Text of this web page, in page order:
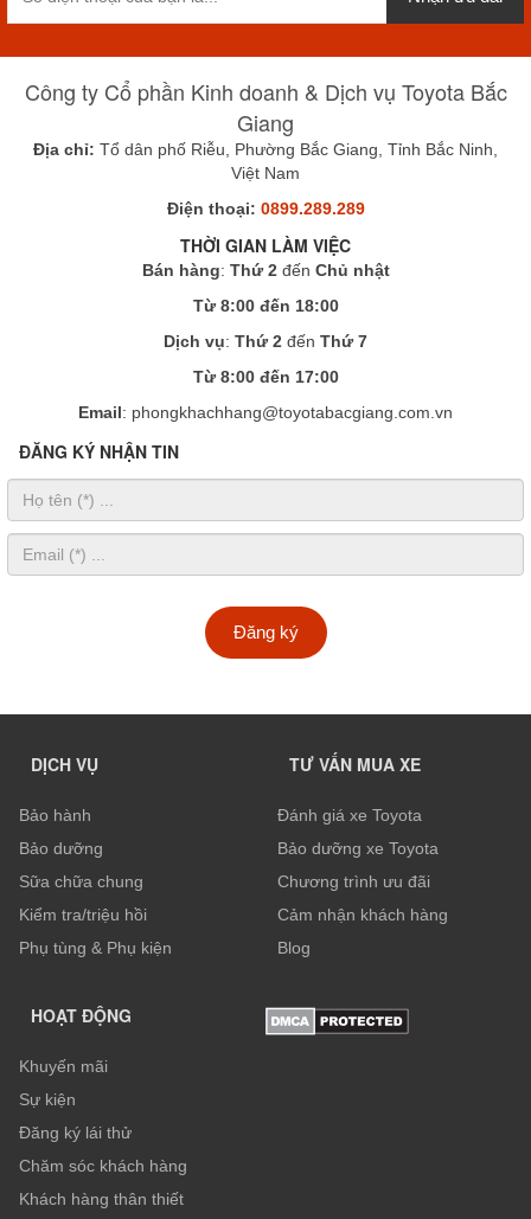
Công ty Cổ phần Kinh doanh & Dịch vụ Toyota Bắc
Giang
Địa chỉ: Tổ dân phố Riễu, Phường Bắc Giang, Tỉnh Bắc Ninh,
Việt Nam
Điện thoại: 0899.289.289
THỜI GIAN LÀM VIỆC
Bán hàng: Thứ 2đến Chủ nhật
Từ 8:00 đến 18:00
Dịch vụ: Thứ 2 đến Thứ 7
Từ 8:00 đến 17:00
Email: phongkhachhang@toyotabacgiang.com.vn
ĐĂNG KÝ NHẬN TIN
Đăng ký
DỊCH VỤ
Bảo hành
Bảo dưỡng
Sữa chữa chung
Kiểm tra/triệu hồi
Phụ tùng & Phụ kiện
TƯ VẤN MUA XE
Đánh giá xe Toyota
Bảo dưỡng xe Toyota
Chương trình ưu đãi
Cảm nhận khách hàng
Blog
HOẠT ĐỘNG
Khuyến mãi
Sự kiện
Đăng ký lái thử
Chăm sóc khách hàng
Khách hàng thân thiết